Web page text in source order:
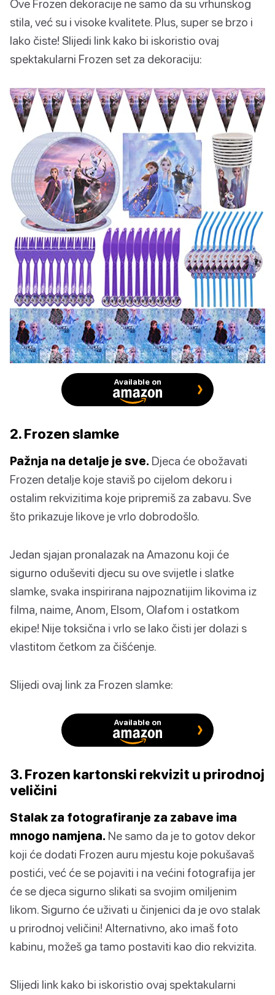
Ove Frozen dekoracije ne samo da su vrhunskog
stila, već su i visoke kvalitete. Plus, super se brzo i
lako čiste! Slijedi link kako bi iskoristio ovaj
spektakularni Frozen set za dekoraciju:
Available on
2. Frozen slamke
Pažnja na detalje je sve. Djeca će obožavati
Frozen detalje koje staviš po cijelom dekoru i
ostalim rekvizitima koje pripremiš za zabavu. Sve
što prikazuje likove je vrlo dobrodošlo.
Jedan sjajan pronalazak na Amazonu koji će
sigurno oduševiti djecu su ove svijetle i slatke
slamke, svaka inspirirana najpoznatijim likovima iz
filma, naime, Anom, Elsom, Olafom i ostatkom
ekipe! Nije toksična i vrlo se lako čisti jer dolazi s
vlastitom četkom za čišćenje.
Slijedi ovaj link za Frozen slamke:
Available on
3. Frozen kartonski rekvizit u prirodnoj
veličini
Stalak za fotografiranje za zabave ima
mnogo namjena. Ne samo da je to gotov dekor
koji će dodati Frozen auru mjestu koje pokušavaš
postići, već će se pojaviti i na većini fotografija jer
će se djeca sigurno slikati sa svojim omiljenim
likom. Sigurno će uživati ​​u činjenici da je ovo stalak
u prirodnoj veličini! Alternativno, ako imaš foto
kabinu, možeš ga tamo postaviti kao dio rekvizita.
Slijedi link kako bi iskoristio ovaj spektakularni